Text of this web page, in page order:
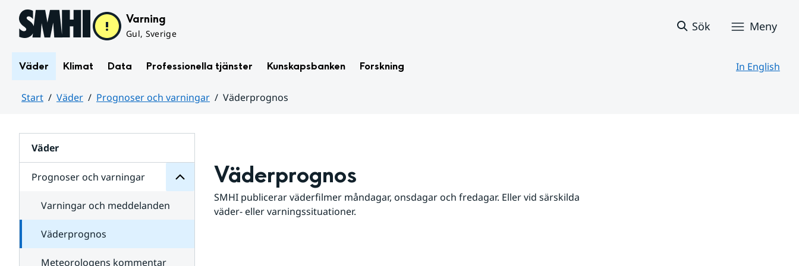
Hoppa till sidans innehåll Varning
Gul, Sverige
Sök Meny
Väder Klimat Data Professionella tjänster Kunskapsbanken Forskning In English
Start Väder Prognoser och varningar
Väderprognos
Väder
Prognoser och varningar
för
varningar
Varningar och meddelanden
Väderprognos
Meteorologens kommentar
Väderprognos
SMHI publicerar väderfilmer måndagar, onsdagar och fredagar. Eller vid särskilda
väder- eller varningssituationer.